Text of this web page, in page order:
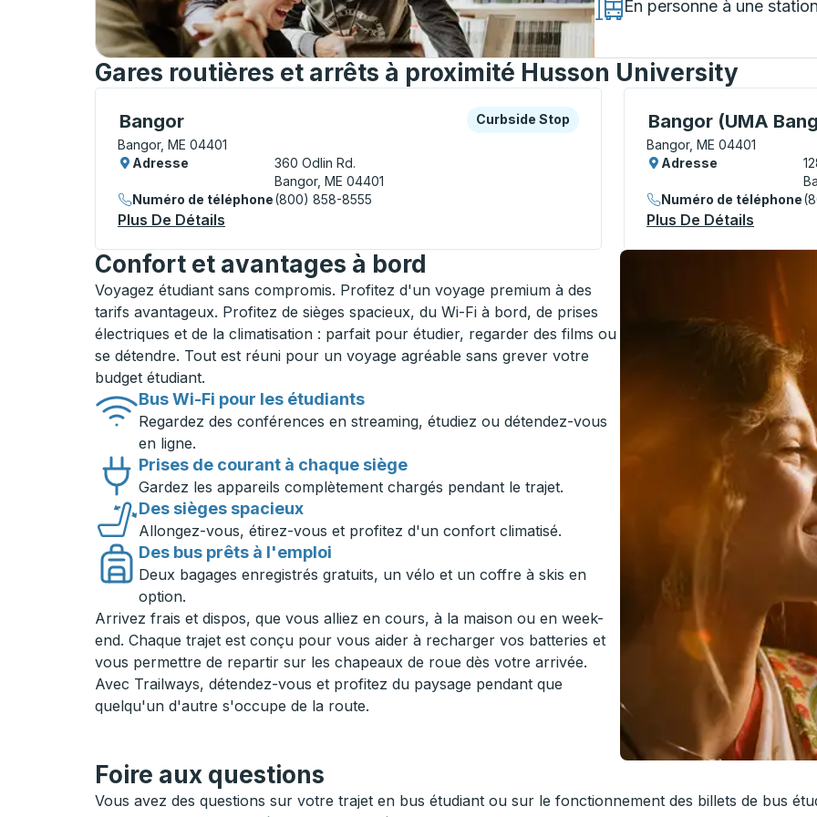
En personne à une
Gares routières et arrêts à proximité Husson University
Bangor
Curbside Stop, utilisez les touches fléchées ou la touche Tab pour en savoir plus sur cette gare
Bangor, ME 04401
Curbside Stop
Curbside Stop
Adresse
360 Odlin Rd.
Bangor, ME 04401
Numéro de téléphone(800) 858-8555
Plus De Détails
Bangor (UMA
Curbside Stop, utilisez
Bangor, ME 04401
Adresse
Numéro de téléphone
Plus De Détails
Confort et avantages à bord
Voyagez étudiant sans compromis. Profitez d'un voyage premium à des
tarifs avantageux. Profitez de sièges spacieux, du Wi-Fi à bord, de prises
électriques et de la climatisation : parfait pour étudier, regarder des films ou
se détendre. Tout est réuni pour un voyage agréable sans grever votre
budget étudiant.
Bus Wi-Fi pour les étudiants
Regardez des conférences en streaming, étudiez ou détendez-vous
en ligne.
Prises de courant à chaque siège
Gardez les appareils complètement chargés pendant le trajet.
Des sièges spacieux
Allongez-vous, étirez-vous et profitez d'un confort climatisé.
Des bus prêts à l'emploi
Deux bagages enregistrés gratuits, un vélo et un coffre à skis en
option.
Arrivez frais et dispos, que vous alliez en cours, à la maison ou en week-
end. Chaque trajet est conçu pour vous aider à recharger vos batteries et
vous permettre de repartir sur les chapeaux de roue dès votre arrivée.
Avec Trailways, détendez-vous et profitez du paysage pendant que
quelqu'un d'autre s'occupe de la route.
Foire aux questions
Vous avez des questions sur votre trajet en bus étudiant ou sur le fonctionnement des billets de bus